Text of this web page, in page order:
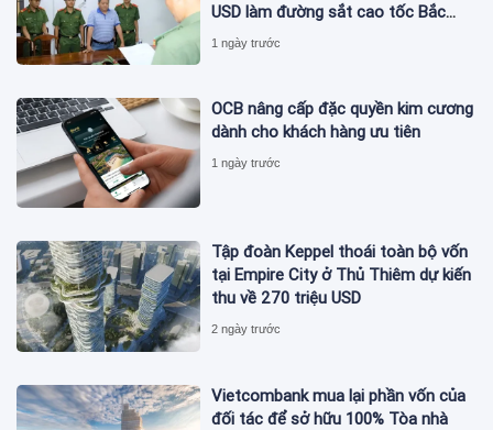
USD làm đường sắt cao tốc Bắc
Nam bị bắt
1 ngày trước
OCB nâng cấp đặc quyền kim cương
dành cho khách hàng ưu tiên
1 ngày trước
Tập đoàn Keppel thoái toàn bộ vốn
tại Empire City ở Thủ Thiêm dự kiến
thu về 270 triệu USD
2 ngày trước
Vietcombank mua lại phần vốn của
đối tác để sở hữu 100% Tòa nhà